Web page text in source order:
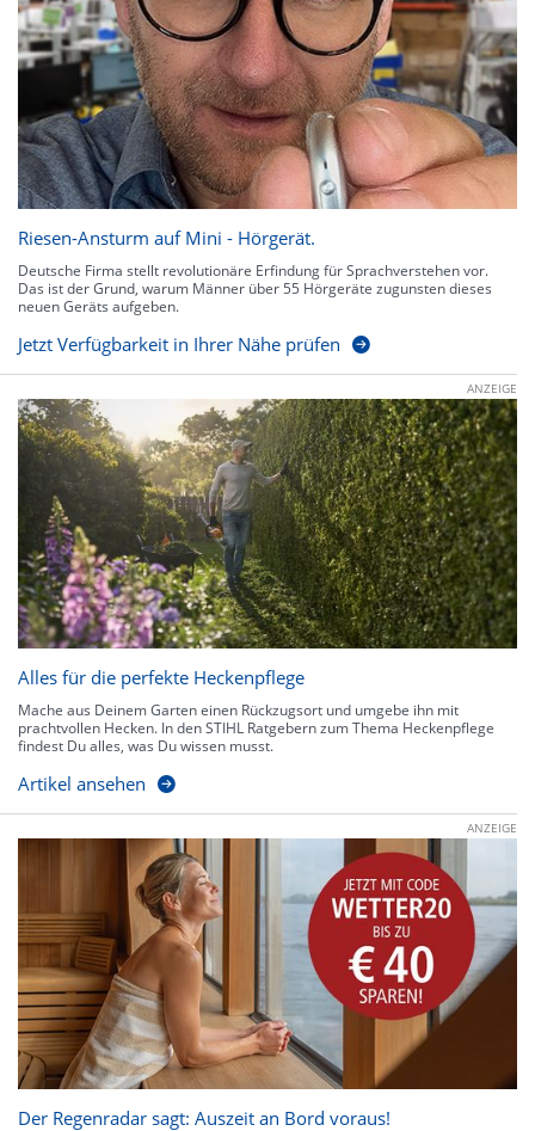
Riesen-Ansturm auf Mini - Hörgerät.
Deutsche Firma stellt revolutionäre Erfindung für Sprachverstehen vor.
Das ist der Grund, warum Männer über 55 Hörgeräte zugunsten dieses
neuen Geräts aufgeben.
Jetzt Verfügbarkeit in Ihrer Nähe prüfen
ANZEIGE
Alles für die perfekte Heckenpflege
Mache aus Deinem Garten einen Rückzugsort und umgebe ihn mit
prachtvollen Hecken. In den STIHL Ratgebern zum Thema Heckenpflege
findest Du alles, was Du wissen musst.
Artikel ansehen
ANZEIGE
Der Regenradar sagt: Auszeit an Bord voraus!